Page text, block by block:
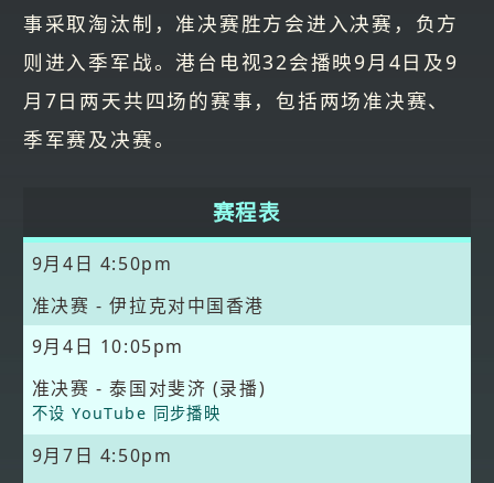
事采取淘汰制，准决赛胜方会进入决赛，负方
则进入季军战。港台电视32会播映9月4日及9
月7日两天共四场的赛事，包括两场准决赛、
季军赛及决赛。
赛程表
9月4日 4:50pm
准决赛 - 伊拉克对中国香港
9月4日 10:05pm
准决赛 - 泰国对斐济 (录播)
不设 YouTube 同步播映
9月7日 4:50pm